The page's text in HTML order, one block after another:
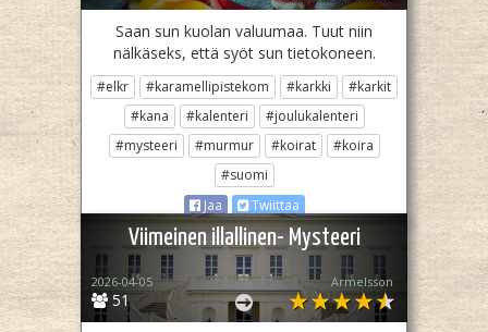
Saan sun kuolan valuumaa. Tuut niin
nälkäseks, että syöt sun tietokoneen.
#elkr #karamellipistekom #karkki
#karkit
#kana
#kalenteri
#joulukalenteri
#mysteeri
#murmur #koirat
#koira
#suomi
Jaa
Twiittaa
Viimeinen illallinen- Mysteeri
51
2026-04-05 Armelsson